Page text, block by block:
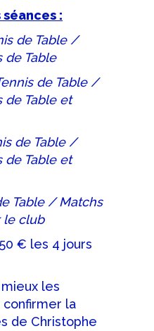
:
de Table /
de Table
de Table /
de Table et
de Table /
de Table et
Table / Matchs
le club
€ les 4 jours
mieux les
la
de Christophe